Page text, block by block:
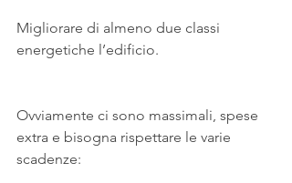
Migliorare di almeno due classi
energetiche l’edificio.
Ovviamente ci sono massimali, spese
extra e bisogna rispettare le varie
scadenze: